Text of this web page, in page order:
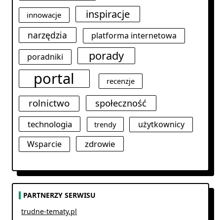
innowacje inspiracje
narzędzia
platforma internetowa
poradniki
porady
portal recenzje
rolnictwo społeczność
technologia trendy
użytkownicy
Wsparcie
zdrowie
PARTNERZY SERWISU
trudne-tematy.pl